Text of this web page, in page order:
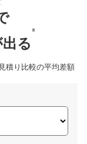
る
※
積り比較の平均差額